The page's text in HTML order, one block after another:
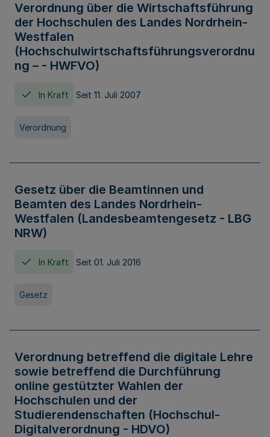
Verordnung über die Wirtschaftsführung
der Hochschulen des Landes Nordrhein-
Westfalen
(Hochschulwirtschaftsführungsverordnu
ng – - HWFVO)
In Kraft Seit 11. Juli 2007
Verordnung
Gesetz über die Beamtinnen und
Beamten des Landes Nordrhein-
Westfalen (Landesbeamtengesetz - LBG
NRW)
In Kraft Seit 01. Juli 2016
Gesetz
Verordnung betreffend die digitale Lehre
sowie betreffend die Durchführung
online gestützter Wahlen der
Hochschulen und der
Studierendenschaften (Hochschul-
Digitalverordnung - HDVO)